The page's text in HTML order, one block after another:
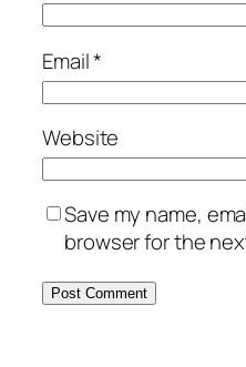
Email*
Website
Save my name,
browser for the